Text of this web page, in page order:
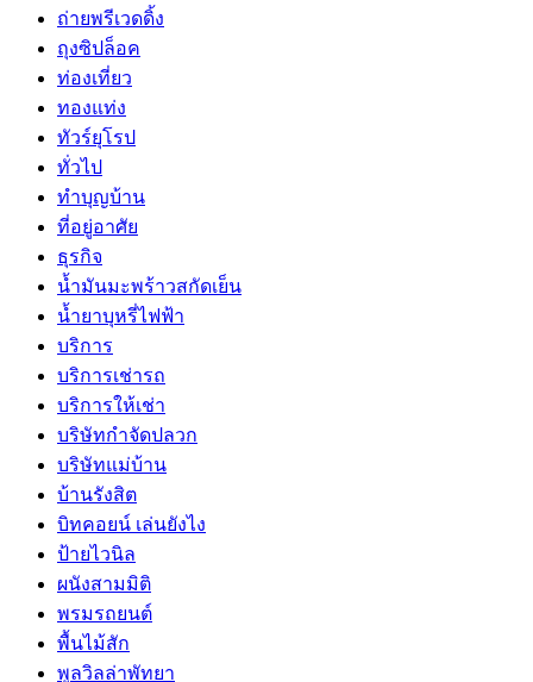
ถ่ายพรีเวดดิ้ง
ถุงซิปล็อค
ท่องเที่ยว
ทองแท่ง
ทัวร์ยุโรป
ทั่วไป
ทำบุญบ้าน
ที่อยู่อาศัย
ธุรกิจ
น้ำมันมะพร้าวสกัดเย็น
น้ำยาบุหรี่ไฟฟ้า
บริการ
บริการเช่ารถ
บริการให้เช่า
บริษัทกำจัดปลวก
บริษัทแม่บ้าน
บ้านรังสิต
บิทคอยน์ เล่นยังไง
ป้ายไวนิล
ผนังสามมิติ
พรมรถยนต์
พื้นไม้สัก
พูลวิลล่าพัทยา